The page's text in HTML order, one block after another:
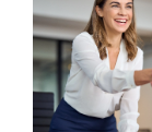
confiance
Transaction
ChezAgence
Nous nous